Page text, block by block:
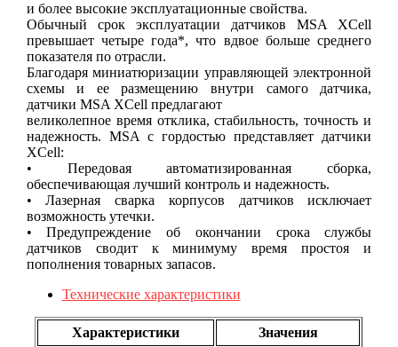
и более высокие эксплуатационные свойства.
Обычный срок эксплуатации датчиков MSA XCell
превышает четыре года*, что вдвое больше среднего
показателя по отрасли.
Благодаря миниатюризации управляющей электронной
схемы и ее размещению внутри самого датчика,
датчики MSA XCell предлагают
великолепное время отклика, стабильность, точность и
надежность. MSA с гордостью представляет датчики
XCell:
• Передовая автоматизированная сборка,
обеспечивающая лучший контроль и надежность.
• Лазерная сварка корпусов датчиков исключает
возможность утечки.
• Предупреждение об окончании срока службы
датчиков сводит к минимуму время простоя и
пополнения товарных запасов.
Технические характеристики
Характеристики
Значения